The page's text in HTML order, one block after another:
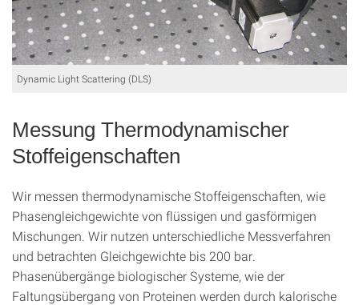
Dynamic Light Scattering (DLS)
Messung Thermodynamischer
Stoffeigenschaften
Wir messen thermodynamische Stoffeigenschaften, wie
Phasengleichgewichte von flüssigen und gasförmigen
Mischungen. Wir nutzen unterschiedliche Messverfahren
und betrachten Gleichgewichte bis 200 bar.
Phasenübergänge biologischer Systeme, wie der
Faltungsübergang von Proteinen werden durch kalorische